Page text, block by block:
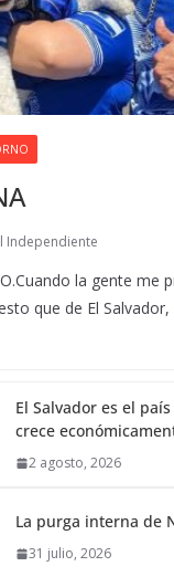
Independiente
la gente me
que de El
El Salvador es el
crece
2 agosto, 2026
La purga interna de
31 julio, 2026